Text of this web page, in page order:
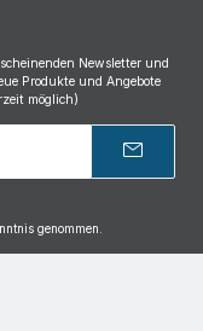
Newsletter und
Produkte und Angebote
möglich)
genommen.